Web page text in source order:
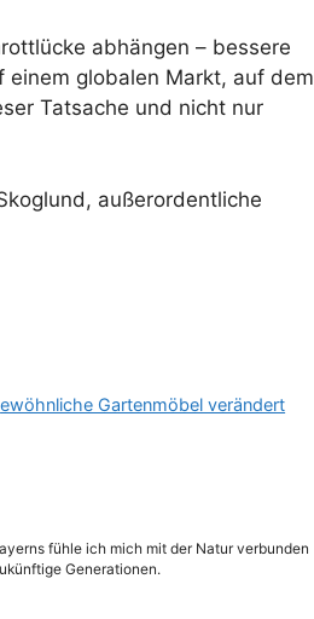
abhängen – bessere
globalen Markt, auf dem
Tatsache und nicht nur
außerordentliche
Gartenmöbel verändert
fühle ich mich mit der Natur verbunden
Generationen.